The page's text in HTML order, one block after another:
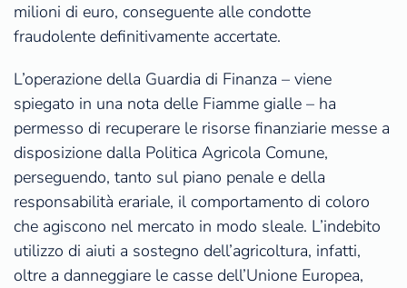
milioni di euro, conseguente alle condotte
fraudolente definitivamente accertate.
L’operazione della Guardia di Finanza – viene
spiegato in una nota delle Fiamme gialle – ha
permesso di recuperare le risorse finanziarie messe a
disposizione dalla Politica Agricola Comune,
perseguendo, tanto sul piano penale e della
responsabilità erariale, il comportamento di coloro
che agiscono nel mercato in modo sleale. L’indebito
utilizzo di aiuti a sostegno dell’agricoltura, infatti,
oltre a danneggiare le casse dell’Unione Europea,